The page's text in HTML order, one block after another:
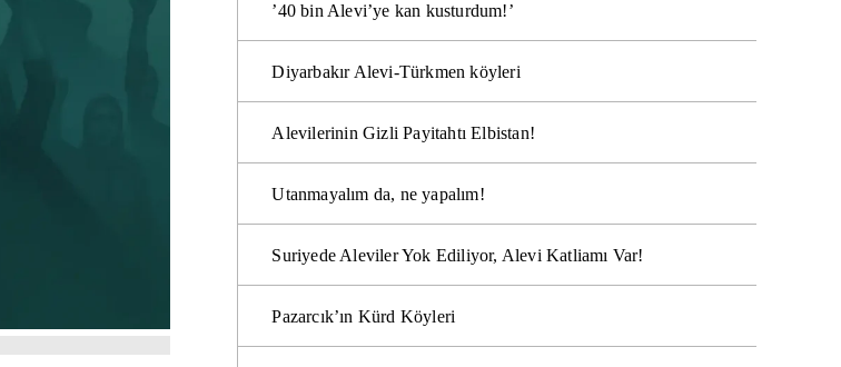
’40 bin Alevi’ye kan kusturdum!’
Diyarbakır Alevi-Türkmen köyleri
Alevilerinin Gizli Payitahtı Elbistan!
Utanmayalım da, ne yapalım!
Suriyede Aleviler Yok Ediliyor, Alevi Katliamı Var!
Pazarcık’ın Kürd Köyleri